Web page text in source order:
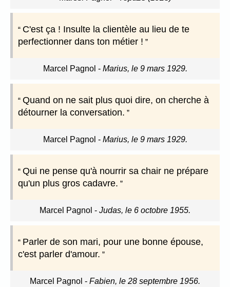
C'est ça ! Insulte la clientèle au lieu de te
perfectionner dans ton métier !
Marcel Pagnol - Marius, le 9 mars 1929.
Quand on ne sait plus quoi dire, on cherche à
détourner la conversation.
Marcel Pagnol - Marius, le 9 mars 1929.
Qui ne pense qu'à nourrir sa chair ne prépare
qu'un plus gros cadavre.
Marcel Pagnol - Judas, le 6 octobre 1955.
Parler de son mari, pour une bonne épouse,
c'est parler d'amour.
Marcel Pagnol - Fabien, le 28 septembre 1956.